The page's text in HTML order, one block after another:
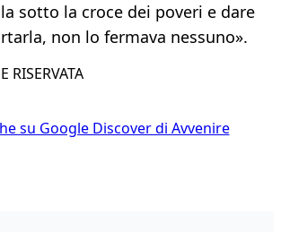
sotto la croce dei poveri e dare
non lo fermava nessuno».
RISERVATA
su Google Discover di Avvenire